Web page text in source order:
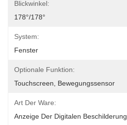
Blickwinkel:
178°/178°
System:
Fenster
Optionale Funktion:
Touchscreen, Bewegungssensor
Art Der Ware:
Anzeige Der Digitalen Beschilderung